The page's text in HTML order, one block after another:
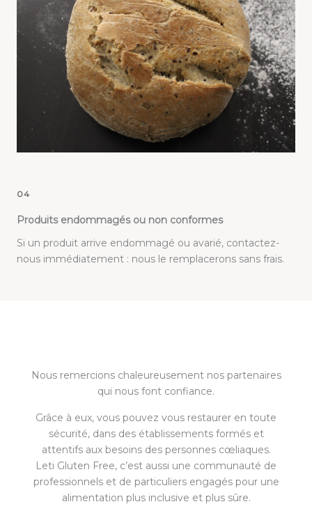
04
Produits endommagés ou non conformes
Si un produit arrive endommagé ou avarié, contactez-
nous immédiatement : nous le remplacerons sans frais.
Nous remercions chaleureusement nos partenaires
qui nous font confiance.
Grâce à eux, vous pouvez vous restaurer en toute
sécurité, dans des établissements formés et
attentifs aux besoins des personnes cœliaques.
Leti Gluten Free, c’est aussi une communauté de
professionnels et de particuliers engagés pour une
alimentation plus inclusive et plus sûre.